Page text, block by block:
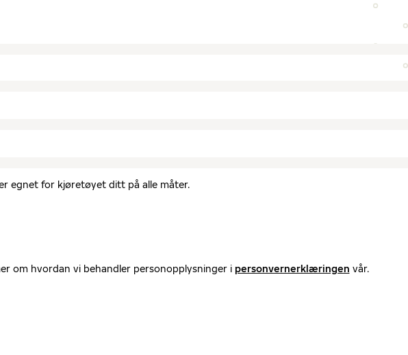
egnet for kjøretøyet ditt på alle måter.
om hvordan vi behandler personopplysninger i personvernerklæringen vår.